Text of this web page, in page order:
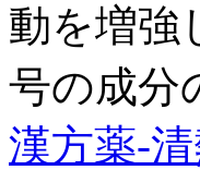
動を増強
号の成分
漢方薬-